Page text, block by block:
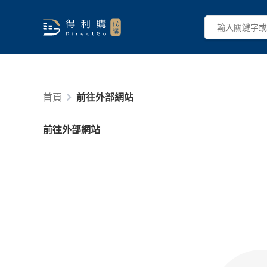
首頁 前往外部網站
前往外部網站